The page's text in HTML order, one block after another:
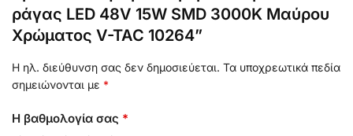
ράγας LED 48V 15W SMD 3000K Μαύρου
Χρώματος V-TAC 10264”
Η ηλ. διεύθυνση σας δεν δημοσιεύεται. Τα υποχρεωτικά πεδία
σημειώνονται με *
Η βαθμολογία σας *